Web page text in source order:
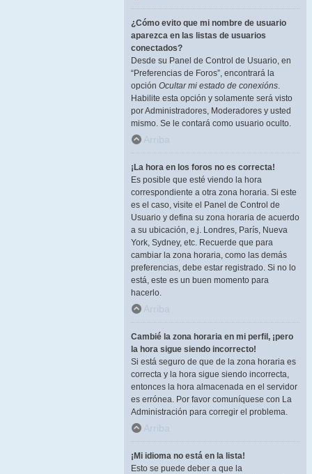
¿Cómo evito que mi nombre de usuario
aparezca en las listas de usuarios
conectados?
Desde su Panel de Control de Usuario, en
“Preferencias de Foros”, encontrará la
opción Ocultar mi estado de conexións.
Habilite esta opción y solamente será visto
por Administradores, Moderadores y usted
mismo. Se le contará como usuario oculto.
Arriba
¡La hora en los foros no es correcta!
Es posible que esté viendo la hora
correspondiente a otra zona horaria. Si este
es el caso, visite el Panel de Control de
Usuario y defina su zona horaria de acuerdo
a su ubicación, e.j. Londres, París, Nueva
York, Sydney, etc. Recuerde que para
cambiar la zona horaria, como las demás
preferencias, debe estar registrado. Si no lo
está, este es un buen momento para
hacerlo.
Arriba
Cambié la zona horaria en mi perfil, ¡pero
la hora sigue siendo incorrecto!
Si está seguro de que de la zona horaria es
correcta y la hora sigue siendo incorrecta,
entonces la hora almacenada en el servidor
es errónea. Por favor comuníquese con La
Administración para corregir el problema.
Arriba
¡Mi idioma no está en la lista!
Esto se puede deber a que la